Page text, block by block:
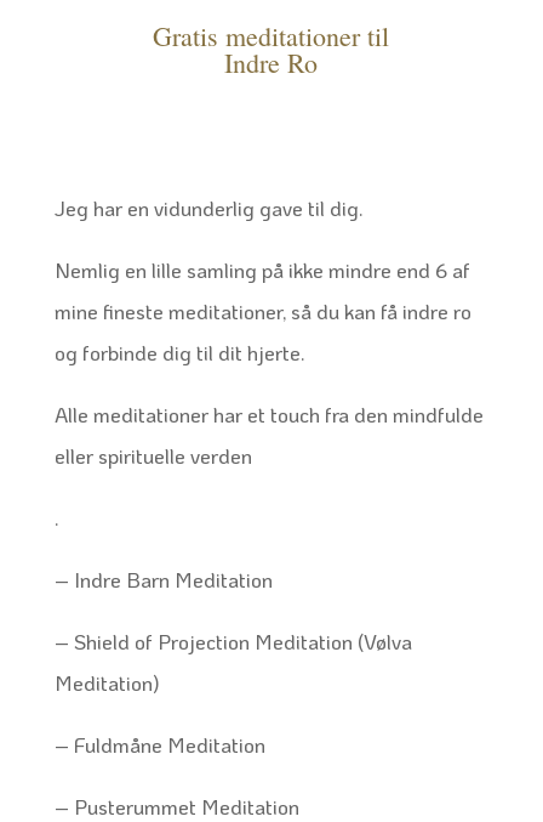
Gratis meditationer til
Indre Ro
Jeg har en vidunderlig gave til dig.
Nemlig en lille samling på ikke mindre end 6 af
mine fineste meditationer, så du kan få indre ro
og forbinde dig til dit hjerte.
Alle meditationer har et touch fra den mindfulde
eller spirituelle verden
.
– Indre Barn Meditation
– Shield of Projection Meditation (Vølva
Meditation)
– Fuldmåne Meditation
– Pusterummet Meditation